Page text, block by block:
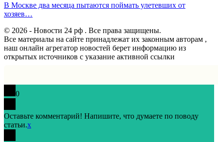
В Москве два месяца пытаются поймать улетевших от
хозяев…
© 2026 - Новости 24 рф . Все права защищены.
Все материалы на сайте принадлежат их законным авторам ,
наш онлайн агрегатор новостей берет информацию из
открытых источников с указание активной ссылки
0
Оставьте комментарий! Напишите, что думаете по поводу
статьи.x